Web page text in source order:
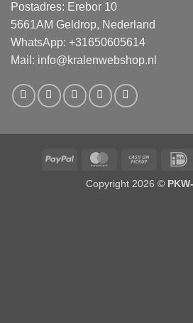
Postadres: Erebor 10
5661AM Geldrop, Nederland
WhatsApp: +31650605614
Mail: info@kralenwebshop.nl
PayPal MasterCardCash
Pickup
Copyright 2026 ©